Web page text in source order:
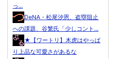
っ...
DeNA・松尾汐恩、盗塁阻止
への課題、谷繁氏「少しコント...
★【ワートリ】木虎はやっぱ
り上品な可愛さがあるな